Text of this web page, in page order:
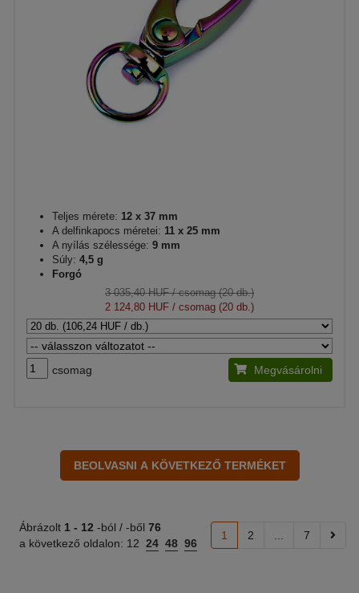
Teljes mérete: 12 x 37 mm
A delfinkapocs méretei: 11 x 25 mm
A nyílás szélessége: 9 mm
Súly: 4,5 g
Forgó
3 035,40 HUF/ csomag (20 db.)
2 124,80 HUF / csomag (20 db.)
csomag Megvásárolni
Ábrázolt 1 - 12 -ból / -ből 76
a következő oldalon: 12 24 48 96
1 2 7